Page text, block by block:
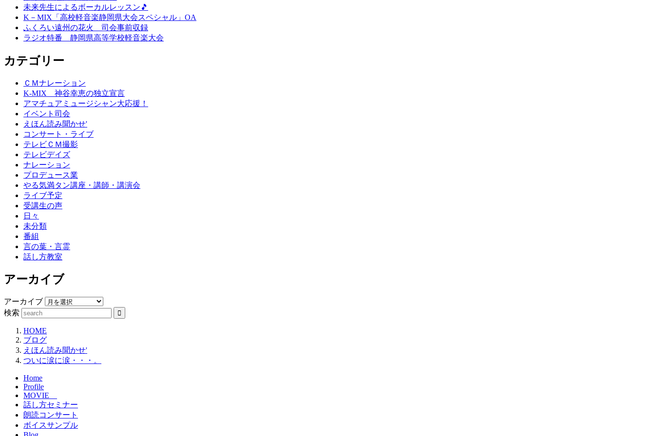
未来先生によるボーカルレッスン🎵
K－MIX「高校軽音楽静岡県大会スペシャル」OA
ふくろい遠州の花火 司会事前収録
ラジオ特番 静岡県高等学校軽音楽大会
カテゴリー
ＣＭナレーション
K-MIX 神谷幸恵の独立宣言
アマチュアミュージシャン大応援！
イベント司会
えほん読み聞かせ'
コンサート・ライブ
テレビＣＭ撮影
テレビデイズ
ナレーション
プロデュース業
やる気満タン講座・講師・講演会
ライブ予定
受講生の声
日々
未分類
番組
言の葉・言霊
話し方教室
アーカイブ
アーカイブ
検索
HOME
ブログ
えほん読み聞かせ'
ついに涙に涙・・・。
Home
Profile
MOVIE
話し方セミナー
朗読コンサート
ボイスサンプル